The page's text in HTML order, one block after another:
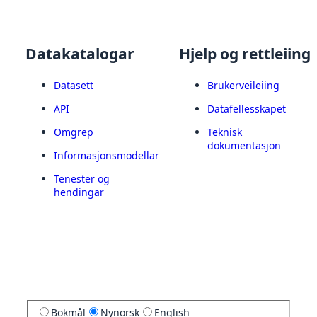
Datakatalogar
Datasett
API
Omgrep
Informasjonsmodellar
Tenester og
hendingar
Hjelp og rettleiing
Brukerveileiing
Datafellesskapet
Teknisk
dokumentasjon
Bokmål Nynorsk English